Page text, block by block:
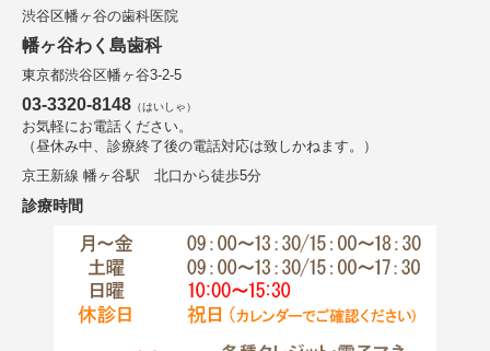
渋谷区幡ヶ谷の歯科医院
幡ヶ谷わく島歯科
東京都渋谷区幡ヶ谷3-2-5
03-3320-8148 （はいしゃ）
お気軽にお電話ください。
（昼休み中、診療終了後の電話対応は致しかねます。）
京王新線 幡ヶ谷駅 北口から徒歩5分
診療時間